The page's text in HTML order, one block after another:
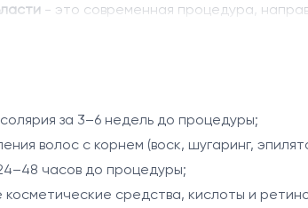
- это современная процедура,
александритового лазера
быть связан с индивидуальными
волосы, обеспечивая
области;
бритья или депиляции;
за 3–6 недель до процедуры;
волос с корнем (воск, шугаринг,
часов до процедуры;
косметические средства, кислоты и